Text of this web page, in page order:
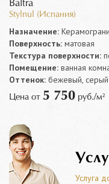
Baltra
Stylnul (Испания)
Назначение:
Поверхность: матовая
Текстура поверхности:
Помещение: ванная
Оттенок: бежевый, серый
Цена от 5 750 руб./м²
Услуга